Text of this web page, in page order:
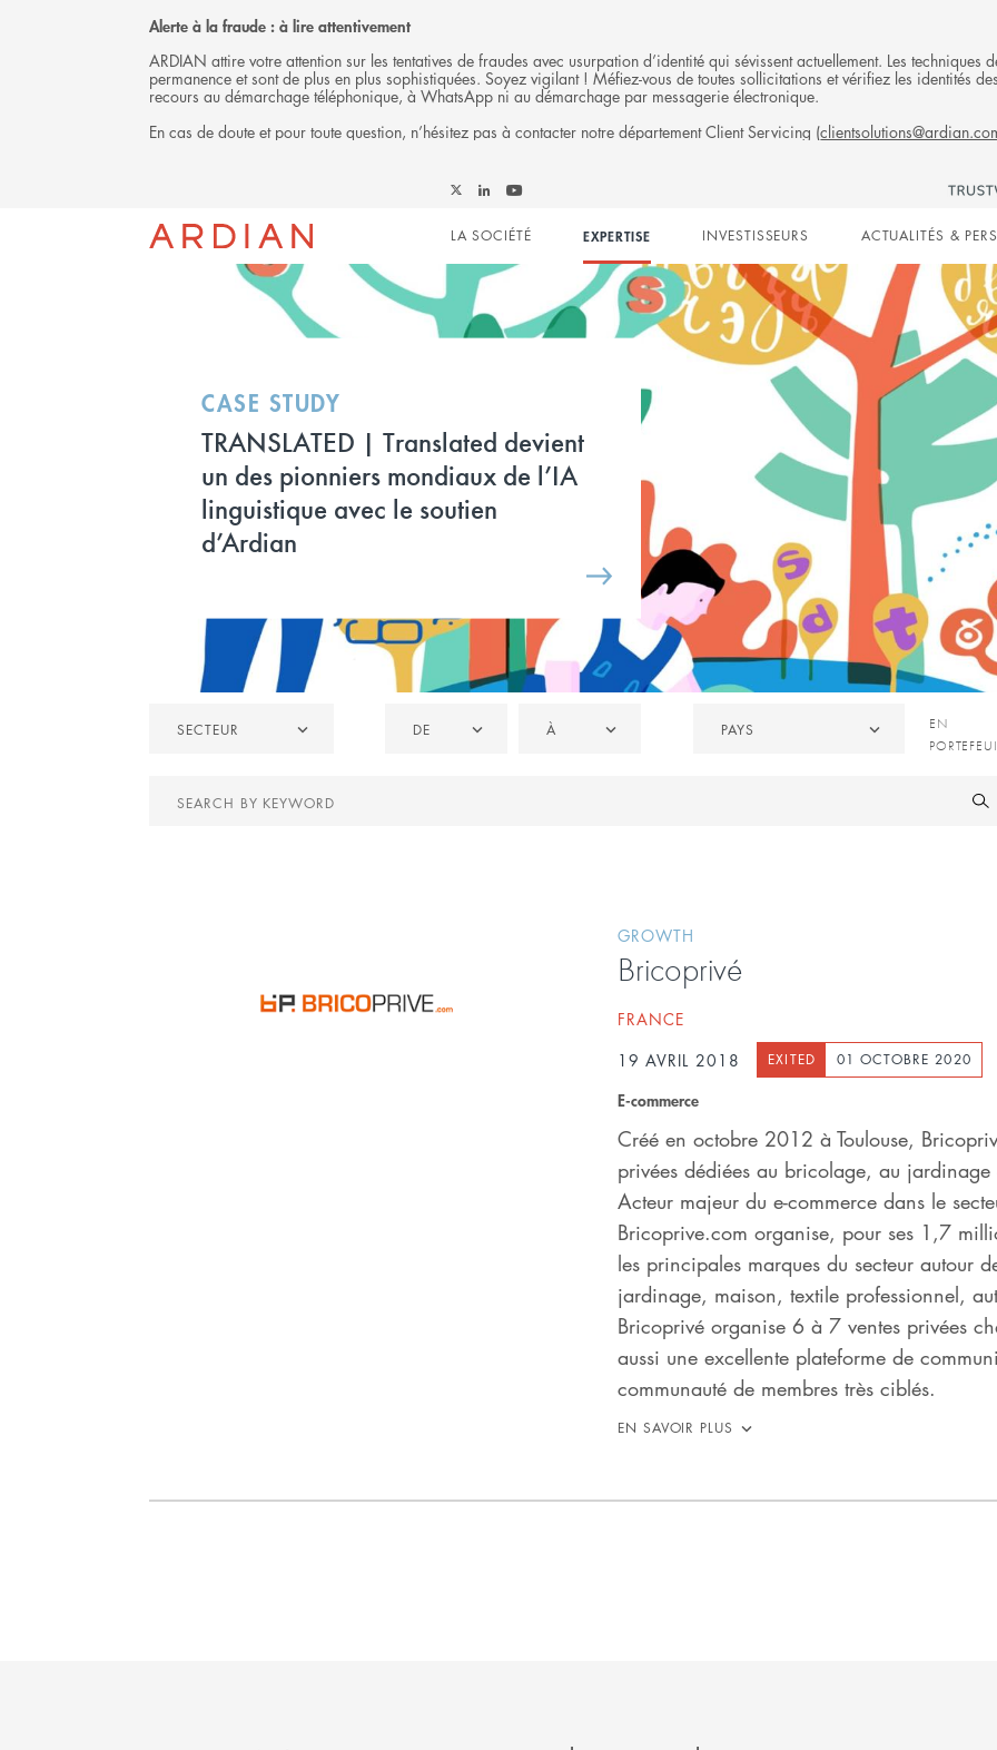
Alerte à la fraude : à lire attentivement
ARDIAN attire votre attention sur les tentatives de fraudes avec usurpation d’identité qui sévissent actuellement. Les techniques
permanence et sont de plus en plus sophistiquées. Soyez vigilant ! Méfiez-vous de toutes sollicitations et vérifiez les identités
recours au démarchage téléphonique, à WhatsApp ni au démarchage par messagerie électronique.
En cas de doute et pour toute question, n’hésitez pas à contacter notre département Client Servicing (
on
on
Ardian
on
Main
navigation
LA SOCIÉTÉ EXPERTISE INVESTISSEURS ACTUALITÉS &
INVESTISSEMENTS
CASE STUDY
TRANSLATED | Translated devient
un des pionniers mondiaux de l’IA
linguistique avec le soutien
d’Ardian
Secteur
SECTEUR DE À PaysPAYS
EN
CÉDÉES
EN
Search
GROWTH
Bricoprivé
FRANCE
19 AVRIL 2018
EXITED 01 OCTOBRE 2020
E-commerce
Créé en octobre 2012 à Toulouse,
privées dédiées au bricolage, au
Acteur majeur du e-commerce dans le
Bricoprive.com organise, pour ses 1,7
les principales marques du secteur autour
jardinage, maison, textile professionnel,
Bricoprivé organise 6 à 7 ventes privées
aussi une excellente plateforme de
communauté de membres très ciblés.
EN SAVOIR PLUS